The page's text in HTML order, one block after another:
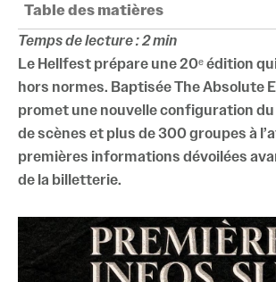
Table des matières
Temps de lecture : 2 min
Le Hellfest prépare une 20ᵉ édition
hors normes. Baptisée The Absolute
promet une nouvelle configuration
de scènes et plus de 300 groupes à
premières informations dévoilées
de la billetterie.